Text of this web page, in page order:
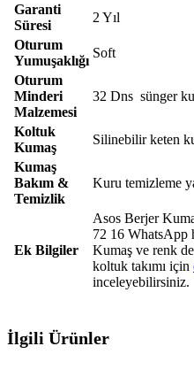
Garanti
Süresi
2 Yıl
Oturum
Yumuşaklığı
Soft
Oturum
Minderi
Malzemesi
32 Dns sünger
Koltuk
Kumaş
Silinebilir keten
Kumaş
Bakım &
Temizlik
Kuru temizleme
Ek Bilgiler
Asos Berjer
72 16 WhatsApp
Kumaş ve renk
koltuk takımı için
inceleyebilirsiniz.
İlgili Ürünler